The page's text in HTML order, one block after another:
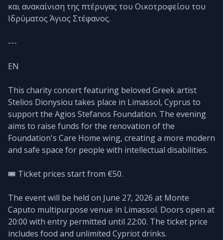
και ανακαίνιση της πτέρυγας του Οικοτροφείου του
Ιδρύματος Άγιος Στέφανος.
---
EN
This charity concert featuring beloved Greek artist
Stelios Dionysiou takes place in Limassol, Cyprus to
support the Agios Stefanos Foundation. The evening
aims to raise funds for the renovation of the
Foundation's Care Home wing, creating a more modern
and safe space for people with intellectual disabilities.
🎟️ Ticket prices start from €50.
The event will be held on June 27, 2026 at Monte
Caputo multipurpose venue in Limassol. Doors open at
20:00 with entry permitted until 22:00. The ticket price
includes food and unlimited Cypriot drinks.